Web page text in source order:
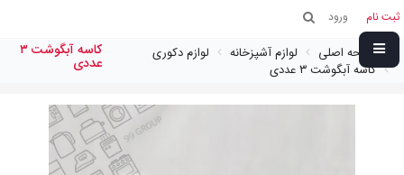
ثبت نام ورود
صفحه اصلی لوازم آشپزخانه
لوازم دکوری
كاسه آبگوشت ٣ عددى
كاسه آبگوشت ٣
عددى